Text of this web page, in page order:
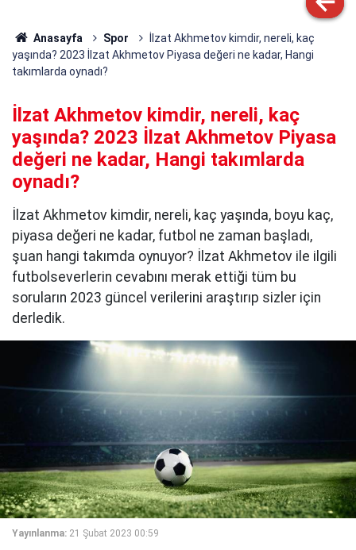
Anasayfa Spor
İlzat Akhmetov kimdir, nereli, kaç
yaşında? 2023 İlzat Akhmetov Piyasa değeri ne kadar, Hangi
takımlarda oynadı?
İlzat Akhmetov kimdir, nereli, kaç
yaşında? 2023 İlzat Akhmetov Piyasa
değeri ne kadar, Hangi takımlarda
oynadı?
İlzat Akhmetov kimdir, nereli, kaç yaşında, boyu kaç,
piyasa değeri ne kadar, futbol ne zaman başladı,
şuan hangi takımda oynuyor? İlzat Akhmetov ile ilgili
futbolseverlerin cevabını merak ettiği tüm bu
soruların 2023 güncel verilerini araştırıp sizler için
derledik.
Yayınlanma: 21 Şubat 2023 00:59